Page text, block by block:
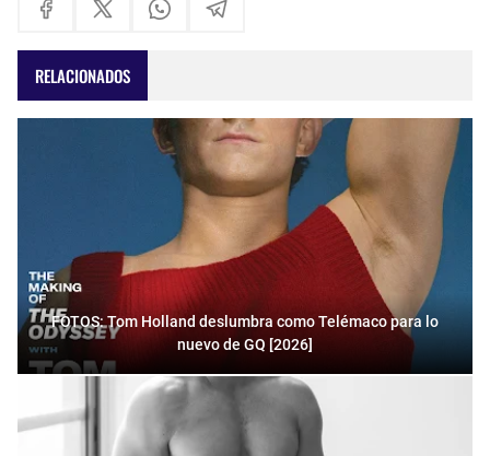
RELACIONADOS
FOTOS: Tom Holland deslumbra como Telémaco para lo
nuevo de GQ [2026]